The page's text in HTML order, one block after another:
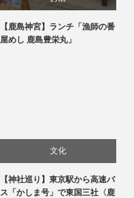
旅行
【鹿島神宮】ランチ「漁師の番
屋めし 鹿島豊栄丸」
文化
旅行
【神社巡り】東京駅から高速バ
ス「かしま号」で東国三社〈鹿